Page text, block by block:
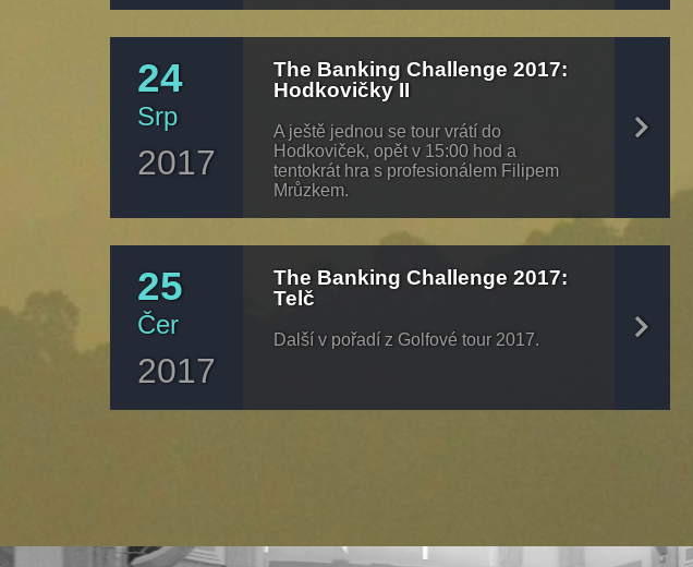
24
Srp
2017
The Banking Challenge 2017:
Hodkovičky II
A ještě jednou se tour vrátí do
Hodkoviček, opět v 15:00 hod a
tentokrát hra s profesionálem Filipem
Mrůzkem.
25
Čer
2017
The Banking Challenge 2017:
Telč
Další v pořadí z Golfové tour 2017.